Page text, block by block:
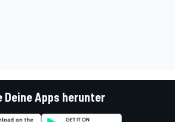
Deine Apps herunter